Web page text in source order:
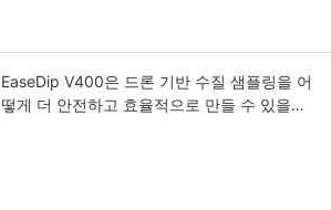
EaseDip V400은 드론 기반 수질 샘플링을 어
떻게 더 안전하고 효율적으로 만들 수 있을까